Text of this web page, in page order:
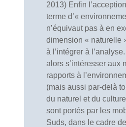
2013) Enfin
terme d’«
n’équivaut pas à en
dimension « naturelle
à l’intégrer à
alors s’intéresser aux
rapports à
(mais aussi par-delà
du naturel et du
sont portés par les
Suds, dans le cadre